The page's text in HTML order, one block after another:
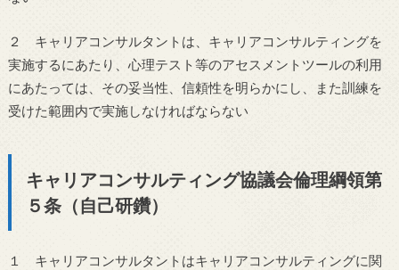
２ キャリアコンサルタントは、キャリアコンサルティングを
実施するにあたり、心理テスト等のアセスメントツールの利用
にあたっては、その妥当性、信頼性を明らかにし、また訓練を
受けた範囲内で実施しなければならない
キャリアコンサルティング協議会倫理綱領第
５条（自己研鑽）
１ キャリアコンサルタントはキャリアコンサルティングに関